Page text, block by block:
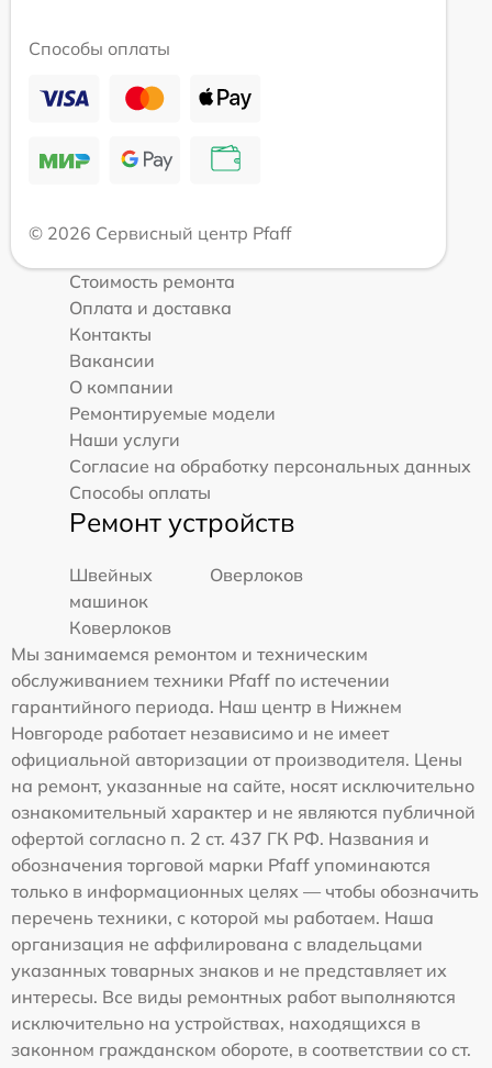
Способы оплаты
© 2026 Сервисный центр Pfaff
Стоимость ремонта
Оплата и доставка
Контакты
Вакансии
О компании
Ремонтируемые модели
Наши услуги
Согласие на обработку персональных данных
Способы оплаты
Ремонт устройств
Швейных
машинок
Оверлоков
Коверлоков
Мы занимаемся ремонтом и техническим
обслуживанием техники Pfaff по истечении
гарантийного периода. Наш центр в Нижнем
Новгороде работает независимо и не имеет
официальной авторизации от производителя. Цены
на ремонт, указанные на сайте, носят исключительно
ознакомительный характер и не являются публичной
офертой согласно п. 2 ст. 437 ГК РФ. Названия и
обозначения торговой марки Pfaff упоминаются
только в информационных целях — чтобы обозначить
перечень техники, с которой мы работаем. Наша
организация не аффилирована с владельцами
указанных товарных знаков и не представляет их
интересы. Все виды ремонтных работ выполняются
исключительно на устройствах, находящихся в
законном гражданском обороте, в соответствии со ст.